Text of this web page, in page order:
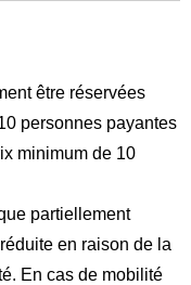
être réservées
personnes payantes
minimum de 10
partiellement
en raison de la
En cas de mobilité